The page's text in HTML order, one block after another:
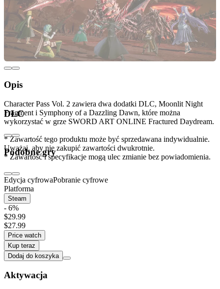
Opis
Character Pass Vol. 2 zawiera dwa dodatki DLC, Moonlit Night
Fragment i Symphony of a Dazzling Dawn, które można
wykorzystać w grze SWORD ART ONLINE Fractured Daydream.
* Zawartość tego produktu może być sprzedawana indywidualnie.
Uważaj, aby nie zakupić zawartości dwukrotnie.
* Zawartość i specyfikacje mogą ulec zmianie bez powiadomienia.
DLC
Podobne gry
Edycja cyfrowaPobranie cyfrowe
Platforma
Steam
- 6%
$29.99
$27.99
Price watch
Kup teraz
Dodaj do koszyka
Aktywacja